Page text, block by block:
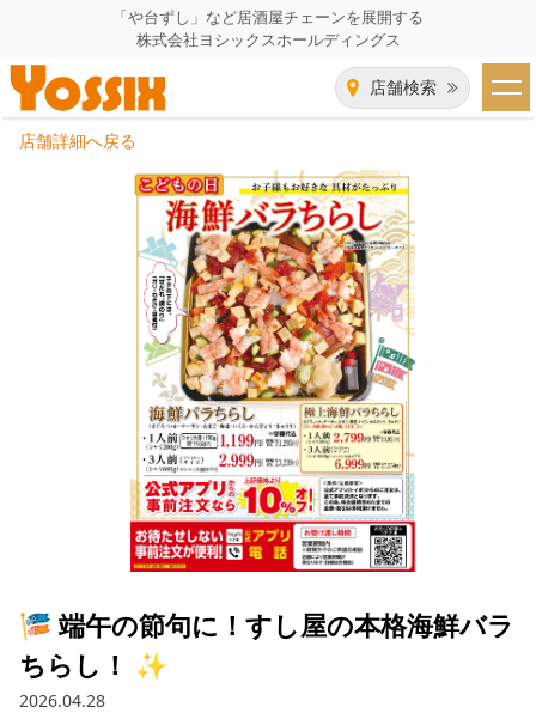
「や台ずし」など居酒屋チェーンを展開する
株式会社ヨシックスホールディングス
店舗検索
HOME
企業情報トップ
代表者あいさつ
グループ会社
会社概要
組織図
所在地
飲食事業紹介
飲食事業紹介トップ
や台ずし
ニパチ
これや
焼とりてっぱん
IR（株主・投資家）情報
IR情報トップ
会長メッセージ
コーポレートガバナンス
財務情報
採用情報
採用情報トップ
パート・アルバイト
店舗物件・店舗施工管理業者の募集
お問い合わせ
お問い合わせトップ
このサイトについて
店舗詳細へ戻る
🎏 端午の節句に！すし屋の本格海鮮バラ
ちらし！ ✨
2026.04.28